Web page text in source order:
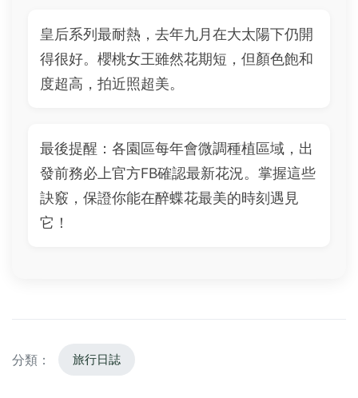
皇后系列最耐熱，去年九月在大太陽下仍開
得很好。櫻桃女王雖然花期短，但顏色飽和
度超高，拍近照超美。
最後提醒：各園區每年會微調種植區域，出
發前務必上官方FB確認最新花況。掌握這些
訣竅，保證你能在醉蝶花最美的時刻遇見
它！
分類： 旅行日誌